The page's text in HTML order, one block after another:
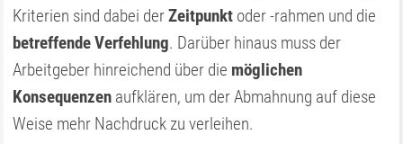
Kriterien sind dabei derZeitpunkt oder -rahmen und die
betreffende Verfehlung. Darüber hinaus muss der
Arbeitgeber hinreichend über die möglichen
Konsequenzen aufklären, um der Abmahnung auf diese
Weise mehr Nachdruck zu verleihen.